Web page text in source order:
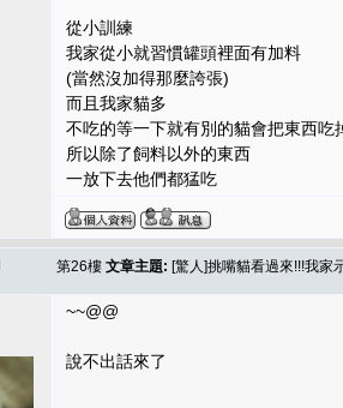
從小訓練
我家從小就習慣罐頭裡面有加料
(當然沒加得那麼誇張)
而且我家貓多
不吃的等一下就有別的貓會把東西吃
所以除了飼料以外的東西
一放下去他們都猛吃
第26樓 文章主題: [驚人]挑嘴貓看過來!!!我家
~~@@
說不出話來了